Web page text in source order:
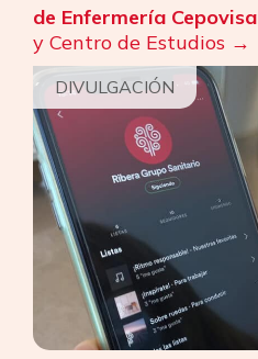
de Enfermería Cepovisa
y Centro de Estudios
DIVULGACIÓN